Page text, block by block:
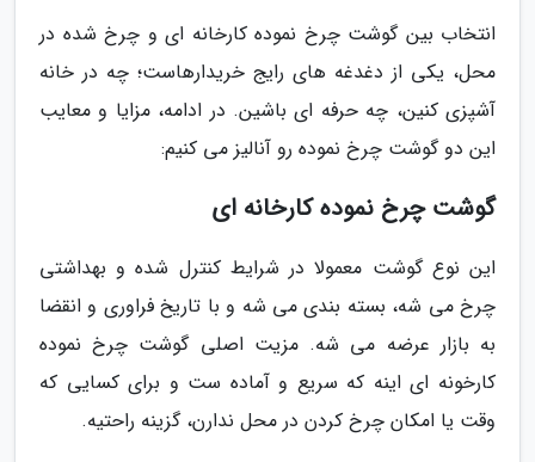
انتخاب بین گوشت چرخ نموده کارخانه ای و چرخ شده در
محل، یکی از دغدغه های رایج خریدارهاست؛ چه در خانه
آشپزی کنین، چه حرفه ای باشین. در ادامه، مزایا و معایب
این دو گوشت چرخ نموده رو آنالیز می کنیم:
گوشت چرخ نموده کارخانه ای
این نوع گوشت معمولا در شرایط کنترل شده و بهداشتی
چرخ می شه، بسته بندی می شه و با تاریخ فراوری و انقضا
به بازار عرضه می شه. مزیت اصلی گوشت چرخ نموده
کارخونه ای اینه که سریع و آماده ست و برای کسایی که
وقت یا امکان چرخ کردن در محل ندارن، گزینه راحتیه.